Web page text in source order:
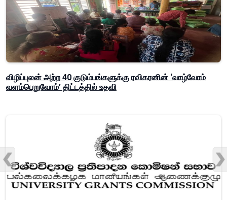
விழிப்புலன் அற்ற 40 குடும்பங்களுக்கு ரவிகரனின் ‘வாழ்வோம்
வளம்பெறுவோம்’ திட்டத்தில் உதவி